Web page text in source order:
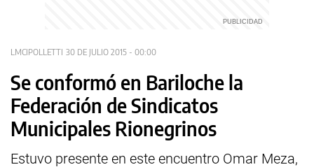
LMCIPOLLETTI 30 DE JULIO 2015 - 00:00
Se conformó en Bariloche la
Federación de Sindicatos
Municipales Rionegrinos
Estuvo presente en este encuentro Omar Meza,